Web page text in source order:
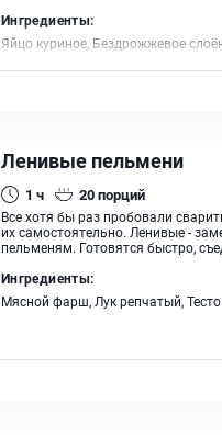
Ингредиенты:
Яйцо куриное, Бездрожжевое
Ленивые пельмени
1 ч 20порций
Все хотя бы раз пробовали
их самостоятельно. Ленивые -
пельменям. Готовятся быстро,
Ингредиенты:
Мясной фарш, Лук репчатый,